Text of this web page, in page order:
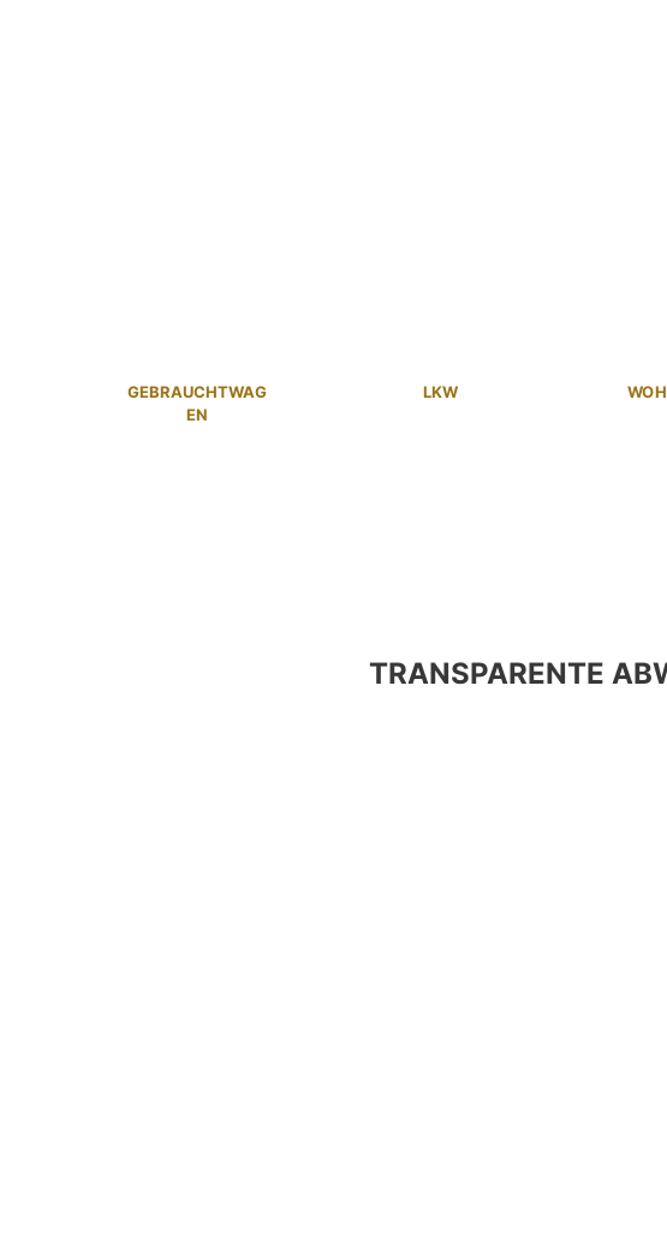
GEBRAUCHTWAG
EN
LKW
TRANSPARENTE